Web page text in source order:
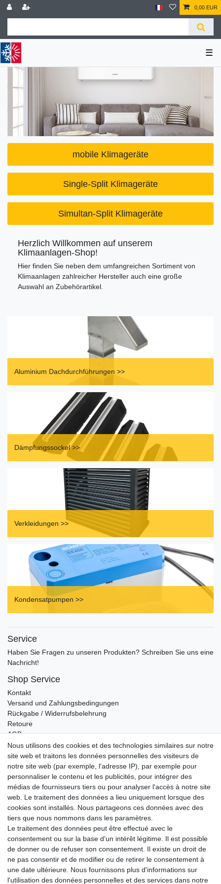
0,00 EUR
☰
mobile Klimageräte
Single-Split Klimageräte
Simultan-Split Klimageräte
Herzlich Willkommen auf unserem
Klimaanlagen-Shop!
Hier finden Sie neben dem umfangreichen Sortiment von
Klimaanlagen zahlreicher Hersteller auch eine große
Auswahl an Zubehörartikel.
Aluminium Dachdurchführungen >>
Dämpfungssockel >>
Verkleidungen >>
Kondensatpumpen >>
Service
Haben Sie Fragen zu unseren Produkten? Schreiben Sie uns eine
Nachricht!
Shop Service
Kontakt
Versand und Zahlungsbedingungen
Rückgabe / Widerrufsbelehrung
Retoure
AGB
Vertrag widerrufen
Informationen
Datenschutz
Impressum
Wir verschicken klimaneutral mit DPD
Zahlungsmethoden
Nous utilisons des cookies et des technologies similaires sur notre
site web et traitons les données personnelles des visiteurs de
notre site web (par exemple, l'adresse IP), par exemple pour
personnaliser le contenu et les publicités, pour intégrer des
médias de fournisseurs tiers ou pour analyser l'accès à notre site
web. Le traitement des données a lieu uniquement lorsque des
cookies sont installés. Nous partageons ces données avec des
tiers que nous nommons dans les paramètres.
Le traitement des données peut être effectué avec le
consentement ou sur la base d'un intérêt légitime. Il est possible
de donner ou de refuser son consentement. Il existe un droit de
ne pas consentir et de modifier ou de retirer le consentement à
une date ultérieure. Nous fournissons plus d'informations sur
l'utilisation des données personnelles et des services dans notre